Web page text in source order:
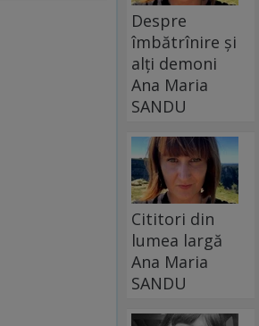
Despre
îmbătrînire și
alți demoni
Ana Maria
SANDU
Cititori din
lumea largă
Ana Maria
SANDU